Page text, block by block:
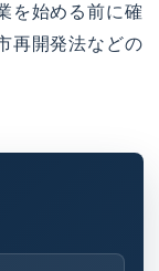
を始める前に確
再開発法などの